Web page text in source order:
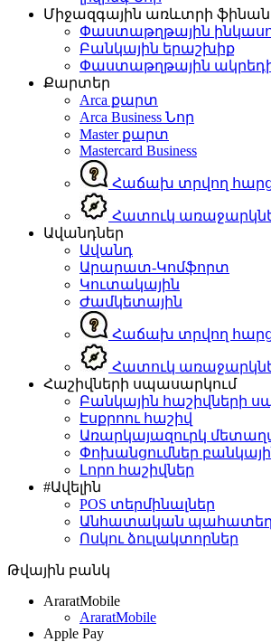
Միջազգային առևտրի
Փաստաթղթային
Բանկային երաշխիք
Փաստաթղթային
Քարտեր
Arca քարտ
Arca Business Նոր
Master քարտ
Mastercard Business
Հաճախ տրվող
Հատուկ
Ավանդներ
Ավանդ
Արարատ-Կոմֆորտ
Կուտակային
Ժամկետային
Հաճախ տրվող
Հատուկ
Հաշիվների սպասարկում
Բանկային հաշիվների
Էսքրոու հաշիվ
Առարկայազուրկ
Փոխանցումներ
Լորո հաշիվներ
#Ավելին
POS տերմինալներ
Անհատական
Ոսկու ձուլակտորներ
Թվային բանկ
AraratMobile
AraratMobile
Apple Pay